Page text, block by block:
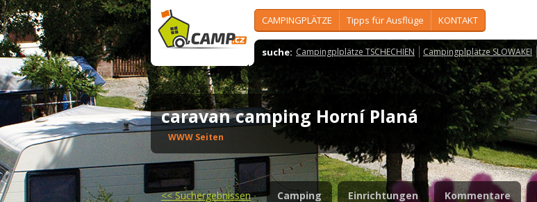
CAMPINGPLÄTZE Tipps für Ausflüge KONTAKT
suche: Campingplplätze TSCHECHIEN Campingplplätze SLOWAKEI
caravan camping Horní Planá
WWW Seiten
<<Suchergebnissen Camping Einrichtungen Kommentare